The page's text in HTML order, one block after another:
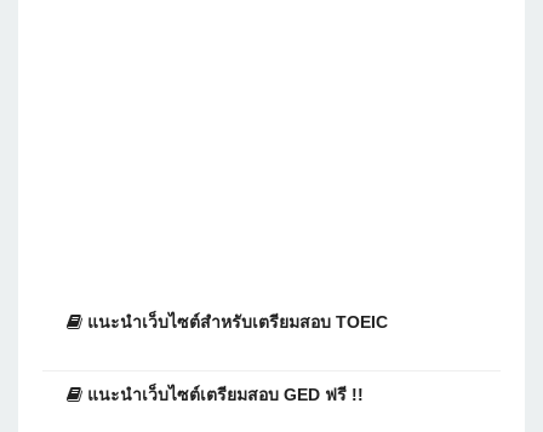
แนะนำเว็บไซต์สำหรับเตรียมสอบ TOEIC
แนะนำเว็บไซต์เตรียมสอบ GED ฟรี !!